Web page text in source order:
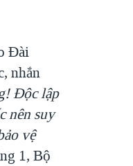
Đài
nhắn
Độc lập
nên suy
vệ
1, Bộ